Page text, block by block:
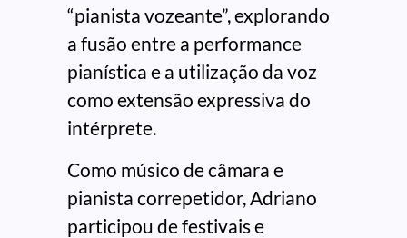
“pianista vozeante”, explorando
a fusão entre a performance
pianística e a utilização da voz
como extensão expressiva do
intérprete.
Como músico de câmara e
pianista correpetidor, Adriano
participou de festivais e